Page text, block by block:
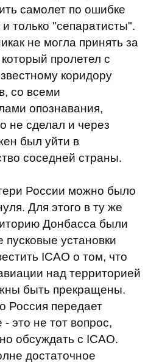
самолет по ошибке
только "сепаратисты".
не могла принять за
пролетел с
коридору
со всеми
опознавания,
не сделал и через
был уйти в
соседней страны.
России можно было
Для этого в ту же
Донбасса были
установки
ICAO о том, что
над территорией
быть прекращены.
Россия передает
это не тот вопрос,
обсуждать с ICAO.
достаточное